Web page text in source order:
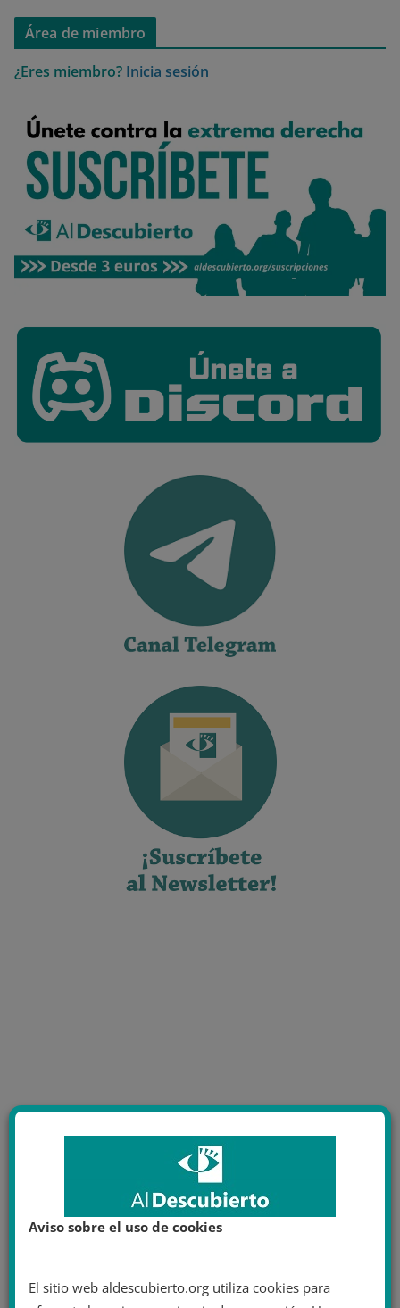
Área de miembro
¿Eres miembro? Inicia sesión
Aviso sobre el uso de cookies
El sitio web aldescubierto.org utiliza cookies para